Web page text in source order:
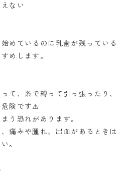
ない
めているのに乳歯が残っている
めします。
て、糸で縛って引っ張ったり、
危険です⚠️
う恐れがあります。
痛みや腫れ、出血があるときは
。